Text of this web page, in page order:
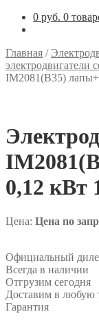
0 руб. 0
Главная /
электродвигатели
IM2081(B35)
0,12 кВт
Цена: Цена по
Официальный
Всегда в наличии
Отгрузим сегодня
Доставим в любую
Гарантия